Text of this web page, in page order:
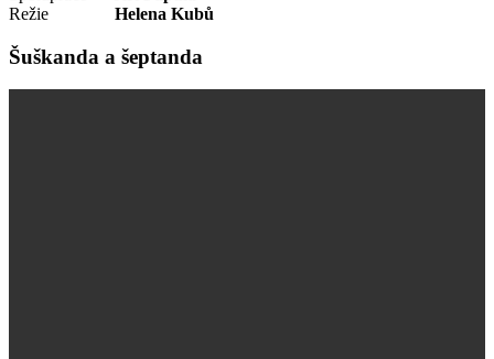
Režie Helena Kubů
Šuškanda a šeptanda